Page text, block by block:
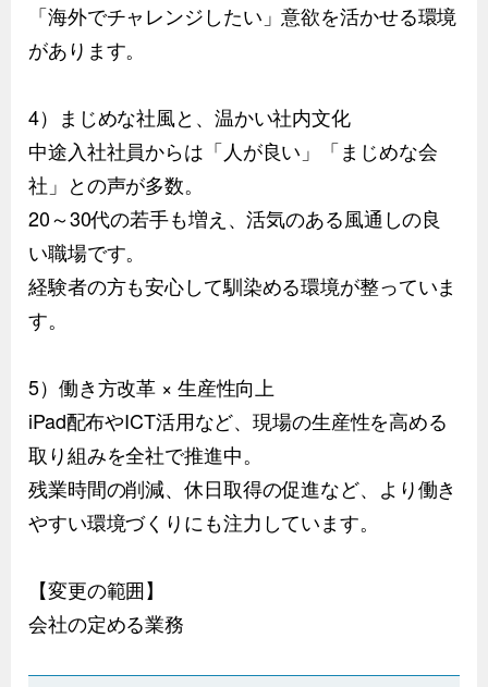
「海外でチャレンジしたい」意欲を活かせる環境
があります。
4）まじめな社風と、温かい社内文化
中途入社社員からは「人が良い」「まじめな会
社」との声が多数。
20～30代の若手も増え、活気のある風通しの良
い職場です。
経験者の方も安心して馴染める環境が整っていま
す。
5）働き方改革 × 生産性向上
iPad配布やICT活用など、現場の生産性を高める
取り組みを全社で推進中。
残業時間の削減、休日取得の促進など、より働き
やすい環境づくりにも注力しています。
【変更の範囲】
会社の定める業務